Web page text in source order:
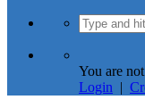
You are
Login |